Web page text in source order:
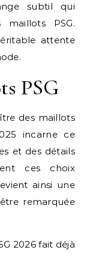
subtil qui
PSG.
attente
PSG
des maillots
incarne ce
et des détails
ces choix
ainsi une
remarquée
2026 fait déjà